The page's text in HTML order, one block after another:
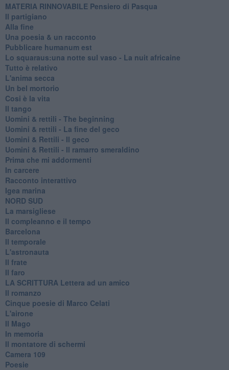
MATERIA RINNOVABILE Pensiero di Pasqua
Il partigiano
Alla fine
Una poesia & un racconto
Pubblicare humanum est
Lo squaraus:una notte sul vaso - La nuit africaine
Tutto è relativo
L'anima secca
Un bel mortorio
Cosi è la vita
Il tango
​Uomini & rettili - The beginning
​Uomini & rettili - La fine del geco
Uomini & Rettili - Il geco
Uomini & Rettili - Il ramarro smeraldino
Prima che mi addormenti
In carcere
Racconto interattivo
Igea marina
​NORD SUD
La marsigliese
Il compleanno e il tempo
Barcelona
Il temporale
L'astronauta
Il frate
Il faro
​LA SCRITTURA Lettera ad un amico
Il romanzo
Cinque poesie di Marco Celati
L'airone
Il Mago
In memoria
Il montatore di schermi
Camera 109
Poesie